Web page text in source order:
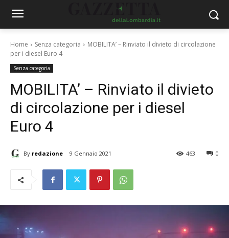
Home Senza categoria
MOBILITA’ – Rinviato il divieto di circolazione
per i diesel Euro 4
Senza categoria
MOBILITA’ – Rinviato il divieto
di circolazione per i diesel
Euro 4
By redazione 9 Gennaio 2021 0
463